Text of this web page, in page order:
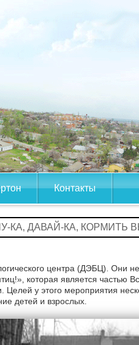
Контакты
КА, ДАВАЙ-КА, КОРМИТЬ
центра (ДЭБЦ). Они
которая является частью
у этого мероприятия
детей и взрослых.